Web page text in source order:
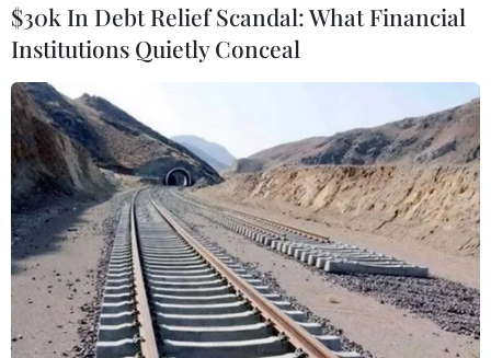
Ảnh minh họa. (Nguồn: Vietnam+)
Theo Trung tâm Dự báo Khí tượng Thủy văn
Quốc gia, ngày 17/5, Bắc Bộ có mây, ngày nắng
nóng và nắng nóng gay gắt với nền nhiệt cao
nhất từ 35-38 độ C, có nơi trên 38 độ C. Đêm
$30k In Debt Relief Scandal: What Financial
Institutions Quietly Conceal